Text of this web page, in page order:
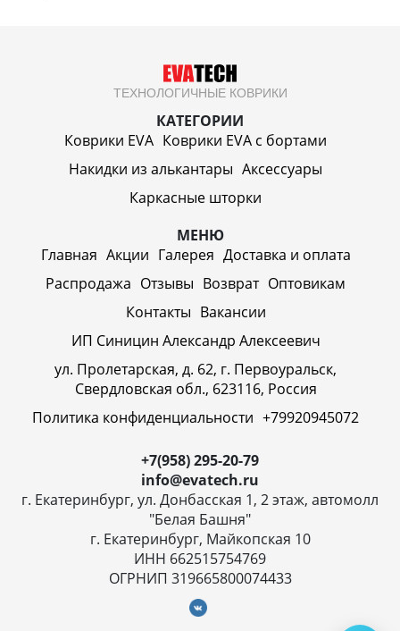
ТЕХНОЛОГИЧНЫЕ КОВРИКИ
КАТЕГОРИИ
Коврики EVA Коврики EVA c бортами
Накидки из алькантары Аксессуары
Каркасные шторки
МЕНЮ
Главная Акции Галерея Доставка и оплата
Распродажа Отзывы Возврат Оптовикам
Контакты Вакансии
ИП Синицин Александр Алексеевич
ул. Пролетарская, д. 62, г. Первоуральск,
Свердловская обл., 623116, Россия
Политика конфиденциальности +79920945072
+7(958) 295-20-79
info@evatech.ru
г. Екатеринбург, ул. Донбасская 1, 2 этаж, автомолл
"Белая Башня"
г. Екатеринбург, Майкопская 10
ИНН 662515754769
ОГРНИП 319665800074433